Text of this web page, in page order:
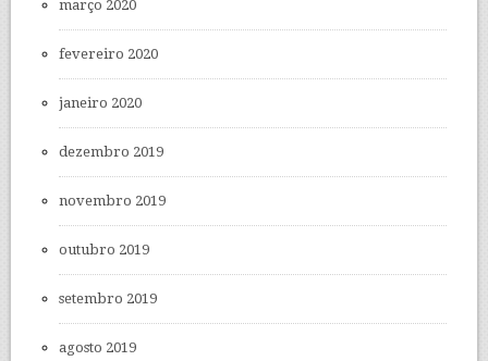
março 2020
fevereiro 2020
janeiro 2020
dezembro 2019
novembro 2019
outubro 2019
setembro 2019
agosto 2019